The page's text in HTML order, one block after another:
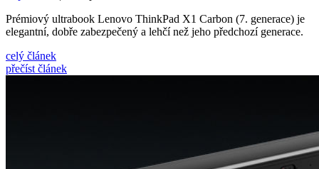
Prémiový ultrabook Lenovo ThinkPad X1 Carbon (7. generace) je
elegantní, dobře zabezpečený a lehčí než jeho předchozí generace.
celý článek
přečíst článek